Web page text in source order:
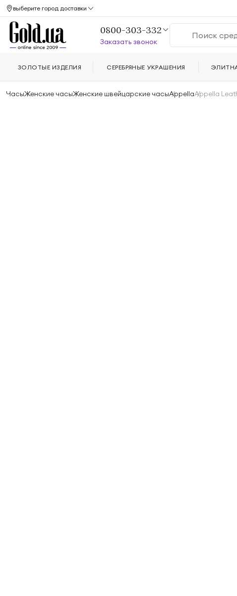
ЧасыЖенские часыЖенские швейцарские часыAppellaAppella
выберите город доставки
0800-303-332
Заказать звонок
ЗОЛОТЫЕ ИЗДЕЛИЯ СЕРЕБРЯНЫЕ УКРАШЕНИЯ